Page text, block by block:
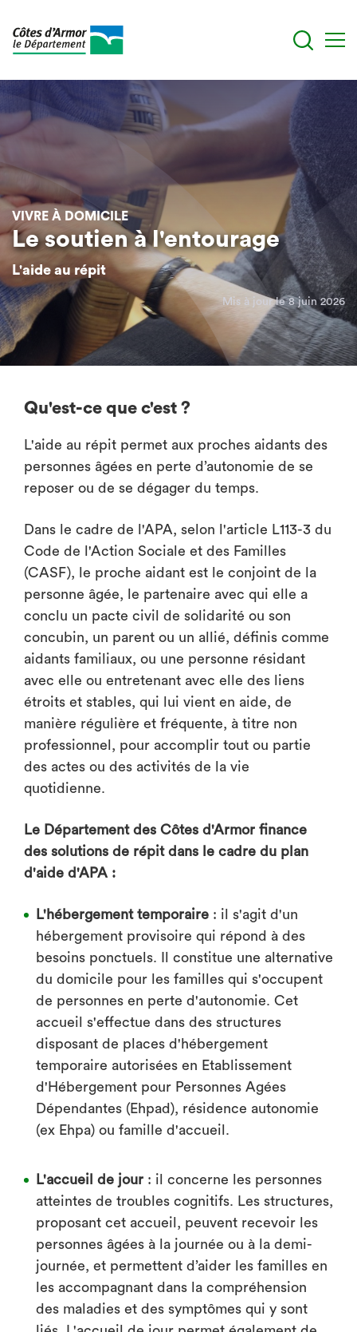
contenu
principal
VIVRE À DOMICILE
Le soutien à l'entourage
L'aide au répit
Mis à jour le 8 juin 2026
Qu'est-ce que c'est ?
L'aide au répit permet aux proches aidants des
personnes âgées en perte d’autonomie de se
reposer ou de se dégager du temps.
Dans le cadre de l'APA, selon l'article L113-3 du
Code de l'Action Sociale et des Familles
(CASF), le proche aidant est le conjoint de la
personne âgée, le partenaire avec qui elle a
conclu un pacte civil de solidarité ou son
concubin, un parent ou un allié, définis comme
aidants familiaux, ou une personne résidant
avec elle ou entretenant avec elle des liens
étroits et stables, qui lui vient en aide, de
manière régulière et fréquente, à titre non
professionnel, pour accomplir tout ou partie
des actes ou des activités de la vie
quotidienne.
Le Département des Côtes d'Armor finance
des solutions de répit dans le cadre du plan
d'aide d'APA :
L'hébergement temporaire : il s'agit d'un
hébergement provisoire qui répond à des
besoins ponctuels. Il constitue une alternative
du domicile pour les familles qui s'occupent
de personnes en perte d'autonomie. Cet
accueil s'effectue dans des structures
disposant de places d'hébergement
temporaire autorisées en Etablissement
d'Hébergement pour Personnes Agées
Dépendantes (Ehpad), résidence autonomie
(ex Ehpa) ou famille d'accueil.
L'accueil de jour : il concerne les personnes
atteintes de troubles cognitifs. Les structures,
proposant cet accueil, peuvent recevoir les
personnes âgées à la journée ou à la demi-
journée, et permettent d’aider les familles en
les accompagnant dans la compréhension
des maladies et des symptômes qui y sont